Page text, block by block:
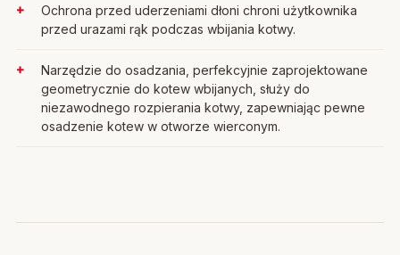
Ochrona przed uderzeniami dłoni chroni użytkownika
przed urazami rąk podczas wbijania kotwy.
Narzędzie do osadzania, perfekcyjnie zaprojektowane
geometrycznie do kotew wbijanych, służy do
niezawodnego rozpierania kotwy, zapewniając pewne
osadzenie kotew w otworze wierconym.